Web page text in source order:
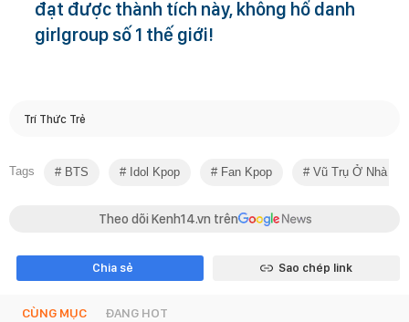
đạt được thành tích này, không hổ danh
girlgroup số 1 thế giới!
Trí Thức Trẻ
Tags BTS Idol Kpop Fan Kpop Vũ Trụ Ở Nhà
Theo dõi Kenh14.vn trên
Chia sẻ Sao chép link
CÙNG MỤC ĐANG HOT